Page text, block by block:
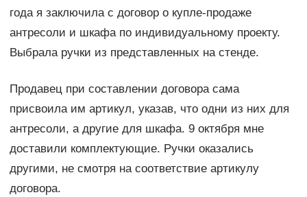
года я заключила с договор о купле-продаже
антресоли и шкафа по индивидуальному проекту.
Выбрала ручки из представленных на стенде.
Продавец при составлении договора сама
присвоила им артикул, указав, что одни из них для
антресоли, а другие для шкафа. 9 октября мне
доставили комплектующие. Ручки оказались
другими, не смотря на соответствие артикулу
договора.